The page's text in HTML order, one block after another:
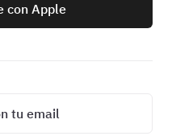
con Apple
tu email